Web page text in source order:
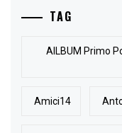
TAG
AlLBUM Primo
Amici14